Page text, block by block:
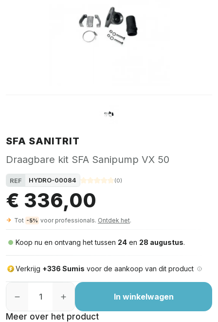
SFA SANITRIT
Draagbare kit SFA Sanipump VX 50
REF HYDRO-00084 (0)
€ 336,00
Tot -5% voor professionals. Ontdek het.
Koop nu en ontvang het tussen 24 en 28 augustus.
Verkrijg +336 Sumis voor de aankoop van dit product
In winkelwagen
Meer over het product